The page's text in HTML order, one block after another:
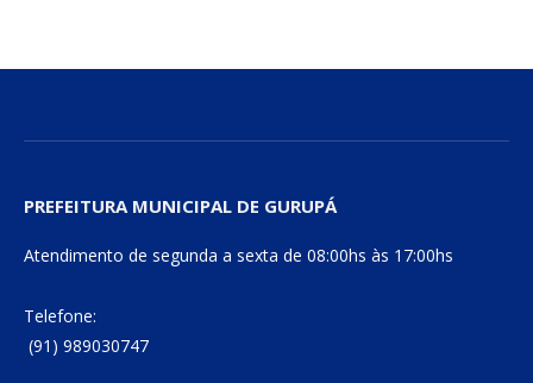
PREFEITURA MUNICIPAL DE GURUPÁ
Atendimento de segunda a sexta de 08:00hs às 17:00hs
Telefone:
(91) 989030747